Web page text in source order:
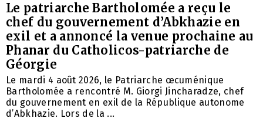
Le patriarche Bartholomée a reçu le
chef du gouvernement d’Abkhazie en
exil et a annoncé la venue prochaine au
Phanar du Catholicos-patriarche de
Géorgie
Le mardi 4 août 2026, le Patriarche œcuménique
Bartholomée a rencontré M. Giorgi Jincharadze, chef
du gouvernement en exil de la République autonome
d’Abkhazie. Lors de la ...